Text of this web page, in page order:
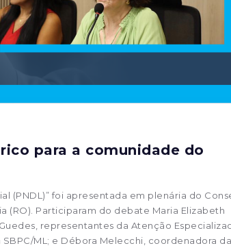
para a comunidade do
(PNDL)” foi apresentada em plenária do
(RO). Participaram do debate Maria Elizabeth
representantes da Atenção
ML; e Débora Melecchi, coordenadora da